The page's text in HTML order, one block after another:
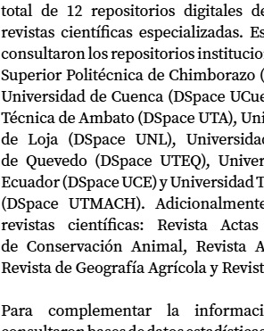
total de 12 repositorios digitales de
revistas científicas especializadas.
consultaron los repositorios
Superior Politécnica de Chimborazo
Universidad de Cuenca (DSpace
Técnica de Ambato (DSpace UTA),
de
Loja (DSpace UNL),
de Quevedo (DSpace UTEQ),
Ecuador (DSpace UCE) y Universidad
(DSpace
UTMACH).
Adicionalmente,
revistas
científicas: Revista
Actas
de Conservación Animal, Revista
Revista de Geografía Agrícola y Revista
Para complementar la